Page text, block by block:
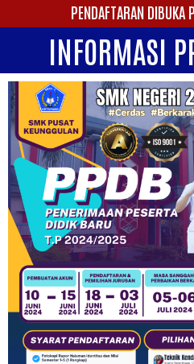
PENDAFTARAN
INFORMASI